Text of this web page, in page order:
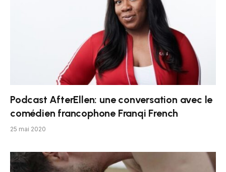
Podcast AfterEllen: une conversation avec le
comédien francophone Franqi French
25 mai 2020